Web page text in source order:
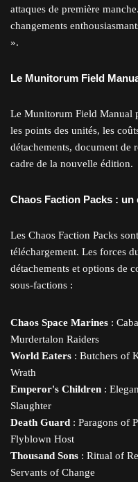
attaques de première
changements
».
Le Munitorum Field
Le Munitorum Field Manual
les points des unités, les
détachements, document de
cadre de la nouvelle édition.
Chaos Faction Packs :
Les Chaos Faction Packs
téléchargement. Les forces
détachements et options de
sous-factions :
Chaos Space Marines :
Murdertalon Raiders
World Eaters : Butchers of
Wrath
Emperor's Children :
Slaughter
Death Guard : Paragons of
Flyblown Host
Thousand Sons : Ritual of
Servants of Change